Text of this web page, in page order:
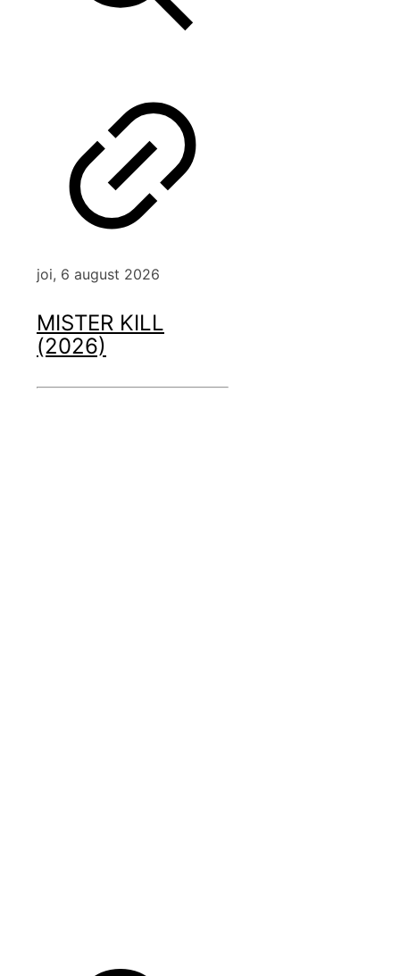
joi, 6 august 2026
MISTER KILL
(2026)